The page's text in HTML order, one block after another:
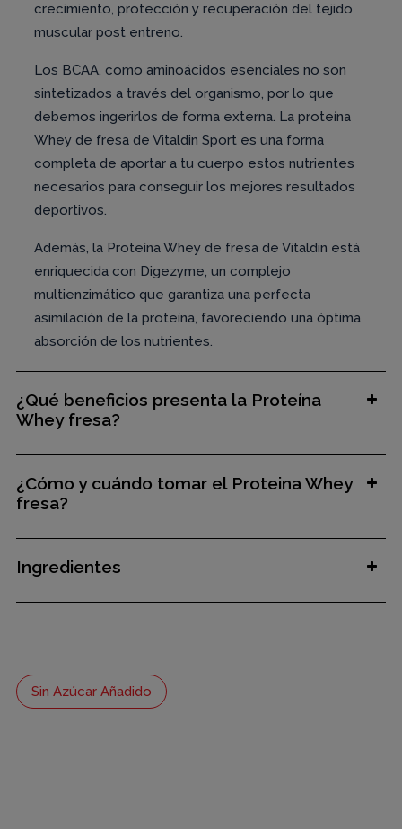
crecimiento, protección y recuperación del tejido
muscular post entreno.
Los BCAA, como aminoácidos esenciales no son
sintetizados a través del organismo, por lo que
debemos ingerirlos de forma externa. La proteína
Whey de fresa de Vitaldin Sport es una forma
completa de aportar a tu cuerpo estos nutrientes
necesarios para conseguir los mejores resultados
deportivos.
Además, la Proteína Whey de fresa de Vitaldin está
enriquecida con Digezyme, un complejo
multienzimático que garantiza una perfecta
asimilación de la proteína, favoreciendo una óptima
absorción de los nutrientes.
¿Qué beneficios presenta la Proteína
Whey fresa?
¿Cómo y cuándo tomar el Proteina Whey
fresa?
Ingredientes
Sin Azúcar Añadido